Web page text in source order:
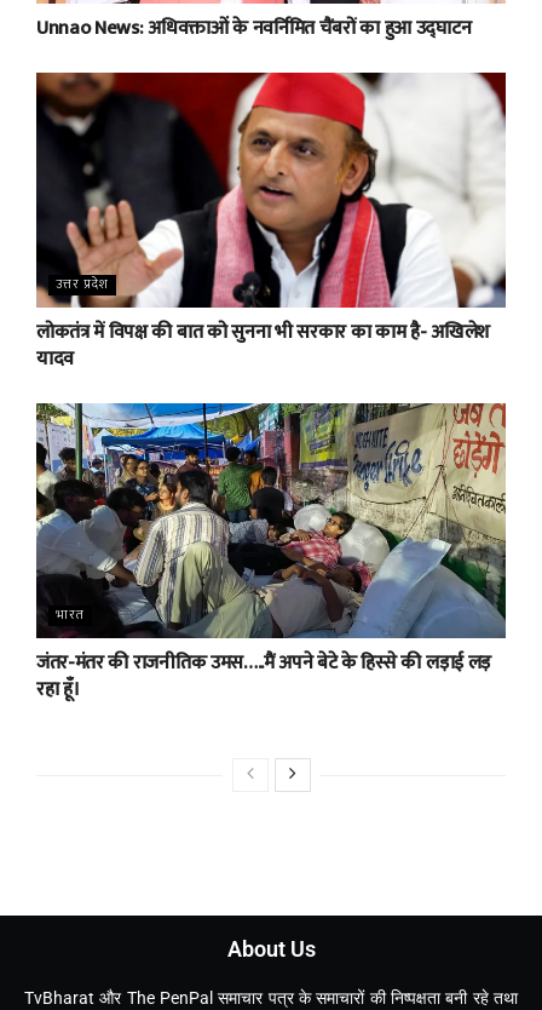
Unnao News: अधिवक्ताओं के नवर्निमित चैंबरों का हुआ उद्घाटन
उत्तर प्रदेश
लोकतंत्र में विपक्ष की बात को सुनना भी सरकार का काम है- अखिलेश
यादव
भारत
जंतर-मंतर की राजनीतिक उमस…..मैं अपने बेटे के हिस्से की लड़ाई लड़
रहा हूँ।
About Us
TvBharat और The PenPal समाचार पत्र के समाचारों की निष्पक्षता बनी रहे तथा